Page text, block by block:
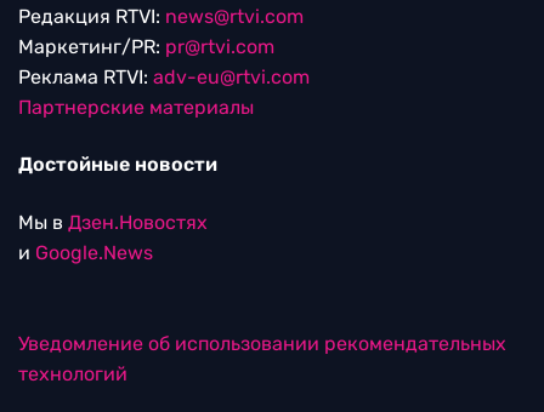
Редакция RTVI: news@rtvi.com
Маркетинг/PR: pr@rtvi.com
Реклама RTVI: adv-eu@rtvi.com
Партнерские материалы
Достойные новости
Мы в Дзен.Новостях
и Google.News
Уведомление об использовании рекомендательных
технологий